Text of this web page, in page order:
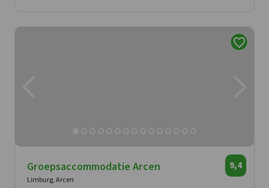
Groepsaccommodatie Arcen
Limburg, Arcen
9,4